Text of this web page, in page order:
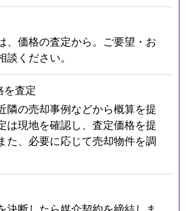
、価格の査定から。ご要望・お
ください。
を査定
隣の売却事例などから概算を提
は現地を確認し、査定価格を提
た、必要に応じて売却物件を調
決断したら媒介契約を締結しま